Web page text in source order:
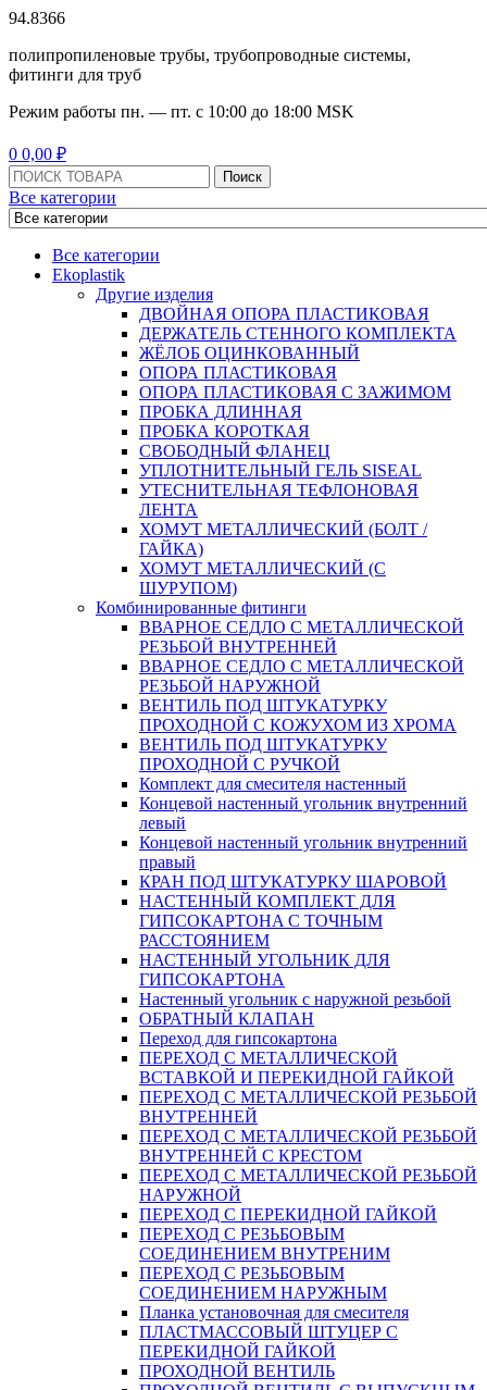
94.8366
полипропиленовые трубы, трубопроводные системы,
фитинги для труб
Режим работы пн. — пт. с 10:00 до 18:00 MSK
0 0,00 ₽
Поиск:
Поиск
Все категории
Все категории
Ekoplastik
Другие изделия
ДВОЙНАЯ ОПОРА ПЛАСТИКОВАЯ
ДЕРЖАТЕЛЬ СТЕННОГО КОМПЛЕКТА
ЖЁЛОБ ОЦИНКОВАННЫЙ
ОПОРА ПЛАСТИКОВАЯ
ОПОРА ПЛАСТИКОВАЯ С ЗАЖИМОМ
ПРОБКА ДЛИННАЯ
ПРОБКА КОРОТКАЯ
СВОБОДНЫЙ ФЛАНЕЦ
УПЛОТНИТЕЛЬНЫЙ ГЕЛЬ SISEAL
УТЕСНИТЕЛЬНАЯ ТЕФЛОНОВАЯ
ЛЕНТА
ХОМУТ МЕТАЛЛИЧЕСКИЙ (БОЛТ /
ГАЙКА)
ХОМУТ МЕТАЛЛИЧЕСКИЙ (С
ШУРУПОМ)
Комбинированные фитинги
ВВАРНОЕ СЕДЛО С МЕТАЛЛИЧЕСКОЙ
РЕЗЬБОЙ ВНУТРЕННЕЙ
ВВАРНОЕ СЕДЛО С МЕТАЛЛИЧЕСКОЙ
РЕЗЬБОЙ НАРУЖНОЙ
ВЕНТИЛЬ ПОД ШТУКАТУРКУ
ПРОХОДНОЙ С КОЖУХОМ ИЗ ХРОМА
ВЕНТИЛЬ ПОД ШТУКАТУРКУ
ПРОХОДНОЙ С РУЧКОЙ
Комплект для смесителя настенный
Концевой настенный угольник внутренний
левый
Концевой настенный угольник внутренний
правый
КРАН ПОД ШТУКАТУРКУ ШАРОВОЙ
НАСТЕННЫЙ КОМПЛЕКТ ДЛЯ
ГИПСОКАРТОНA С ТОЧНЫМ
РАССТОЯНИЕМ
НАСТЕННЫЙ УГОЛЬНИК ДЛЯ
ГИПСОКАРТОНА
Настенный угольник с наружной резьбой
ОБРАТНЫЙ КЛАПАН
Переход для гипсокартона
ПЕРЕХОД С МЕТАЛЛИЧЕСКОЙ
ВСТАВКОЙ И ПЕРЕКИДНОЙ ГАЙКОЙ
ПЕРЕХОД С МЕТАЛЛИЧЕСКОЙ РЕЗЬБОЙ
ВНУТРЕННЕЙ
ПЕРЕХОД С МЕТАЛЛИЧЕСКОЙ РЕЗЬБОЙ
ВНУТРЕННЕЙ С КРЕСТОМ
ПЕРЕХОД С МЕТАЛЛИЧЕСКОЙ РЕЗЬБОЙ
НАРУЖНОЙ
ПЕРЕХОД С ПЕРЕКИДНОЙ ГАЙКОЙ
ПЕРЕХОД С РЕЗЬБОВЫМ
СОЕДИНЕНИЕМ ВНУТРЕНИМ
ПЕРЕХОД С РЕЗЬБОВЫМ
СОЕДИНЕНИЕМ НАРУЖНЫМ
Планка установочная для смесителя
ПЛАСТМАССОВЫЙ ШТУЦЕР С
ПЕРЕКИДНОЙ ГАЙКОЙ
ПРОХОДНОЙ ВЕНТИЛЬ